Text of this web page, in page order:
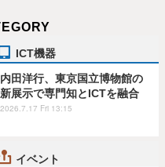
ICT機器
内田洋行、東京国立博物館の
新展示で専門知とICTを融合
2026.7.17 Fri 13:15
イベント